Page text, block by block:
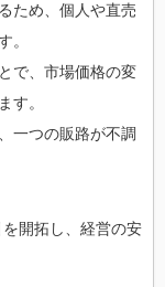
ため、個人や直売
。
で、市場価格の変
す。
一つの販路が不調
開拓し、経営の安